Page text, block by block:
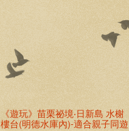
《遊玩》苗栗祕境‧日新島 水榭
樓台(明德水庫內)-適合親子同遊